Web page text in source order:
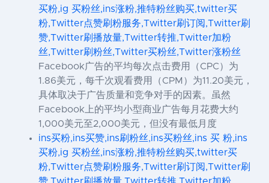
买粉,ig 买粉丝,ins涨粉,推特粉丝购买,twitter买
粉,Twitter点赞刷粉服务,Twitter刷订阅,Twitter刷
赞,Twitter刷播放量,Twitter转推,Twitter加粉
丝,Twitter刷粉丝,Twitter买粉丝,Twitter涨粉丝
Facebook广告的平均每次点击费用（CPC）为
1.86美元，每千次观看费用（CPM）为11.20美元，
具体取决于广告质量和竞争对手的因素。虽然
Facebook上的平均小型商业广告每月花费大约
1,000美元至2,000美元，但没有最低月度
ins买粉,ins买赞,ins刷粉丝,ins买粉丝,ins 买 粉,ins
买粉,ig 买粉丝,ins涨粉,推特粉丝购买,twitter买
粉,Twitter点赞刷粉服务,Twitter刷订阅,Twitter刷